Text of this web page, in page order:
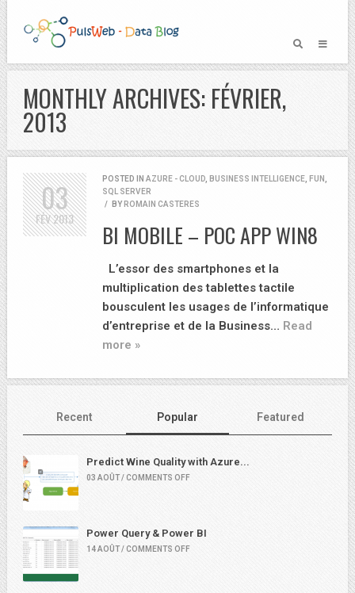
MONTHLY ARCHIVES: FÉVRIER,
2013
POSTED IN AZURE - CLOUD BUSINESS INTELLIGENCE FUN
SQL SERVER
/
BY ROMAIN CASTERES
BI MOBILE – POC APP WIN8
L’essor des smartphones et la
multiplication des tablettes tactile
bousculent les usages de l’informatique
d’entreprise et de la Business… Read
more »
03
FÉV2013
Recent Popular Featured
Predict Wine Quality with Azure...
03 AOÛT / COMMENTS OFF
Power Query & Power BI
14 AOÛT / COMMENTS OFF